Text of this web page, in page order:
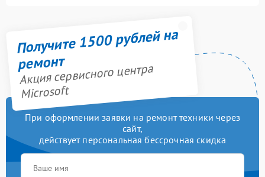
Получите 1500 рублей на
ремонт
Акция сервисного центра
Microsoft
При оформлении заявки на ремонт техники через
сайт,
действует персональная бессрочная скидка